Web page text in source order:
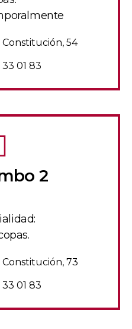
Constitución, 54
33 01 83
2
Constitución, 73
33 01 83